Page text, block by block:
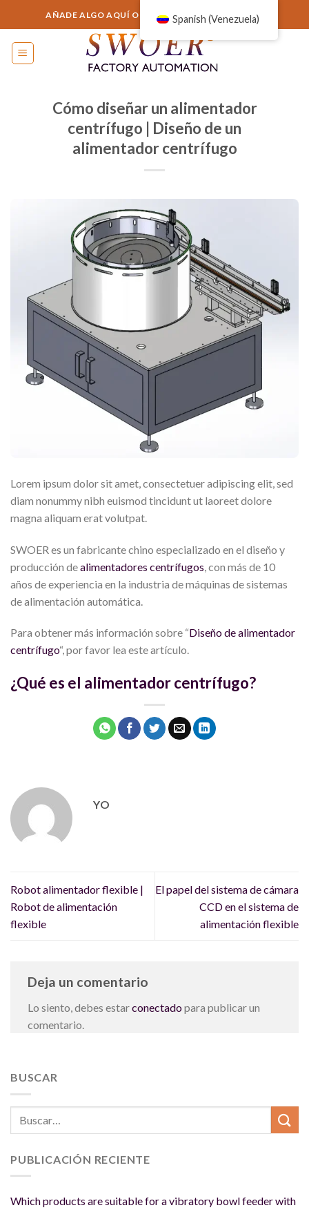
contenido
AÑADE ALGO AQUÍ O SIMPLEMENTE ELIMÍNALO...
Cómo diseñar un alimentador
centrífugo | Diseño de un
alimentador centrífugo
Lorem ipsum dolor sit amet, consectetuer adipiscing elit, sed
diam nonummy nibh euismod tincidunt ut laoreet dolore
magna aliquam erat volutpat.
SWOER es un fabricante chino especializado en el diseño y
producción dealimentadores centrífugos , con más de 10
años de experiencia en la industria de máquinas de sistemas
de alimentación automática.
Para obtener más información sobre “Diseño de alimentador
centrífugo“, por favor lea este artículo.
¿Qué es el alimentador centrífugo?
YO
Robot alimentador flexible |
Robot de alimentación
flexible
El papel del sistema de cámara
CCD en el sistema de
alimentación flexible
Deja un comentario
Lo siento, debes estarconectadopara publicar un
comentario.
BUSCAR
PUBLICACIÓN RECIENTE
Which products are suitable for a vibratory bowl feeder with
Spanish (Venezuela)